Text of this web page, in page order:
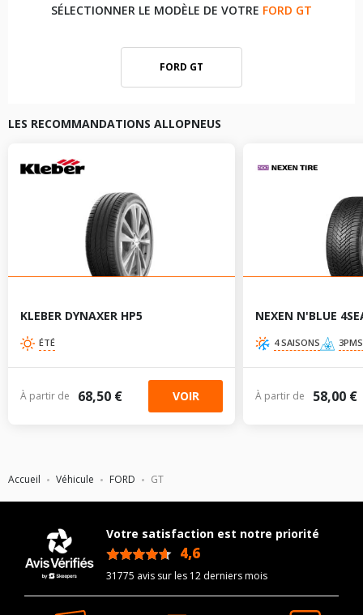
Accueil Véhicule FORD GT
SÉLECTIONNER LE MODÈLE DE VOTRE FORD GT
FORD GT
LES RECOMMANDATIONS ALLOPNEUS
KLEBER DYNAXER HP5
ÉTÉ
À partir de 68,50 € VOIR
NEXEN N'BLUE
4 SAISONS
À partir de 58,00 €
Votre satisfaction est notre priorité
4,6
31775 avis sur les 12 derniers mois